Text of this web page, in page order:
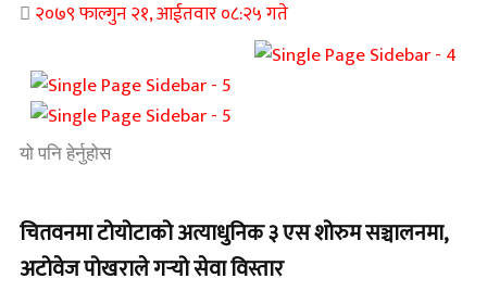
२०७९ फाल्गुन २१, आईतवार ०८:२५ गते
यो पनि हेर्नुहोस
चितवनमा टोयोटाको अत्याधुनिक ३ एस शोरुम सञ्चालनमा,
अटोवेज पोखराले गर्‍यो सेवा विस्तार